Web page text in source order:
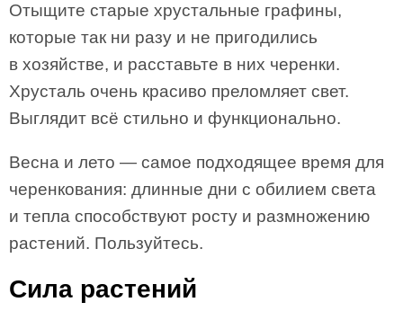
Отыщите старые хрустальные графины,
которые так ни разу и не пригодились
в хозяйстве, и расставьте в них черенки.
Хрусталь очень красиво преломляет свет.
Выглядит всё стильно и функционально.
Весна и лето — самое подходящее время для
черенкования: длинные дни с обилием света
и тепла способствуют росту и размножению
растений. Пользуйтесь.
Сила растений